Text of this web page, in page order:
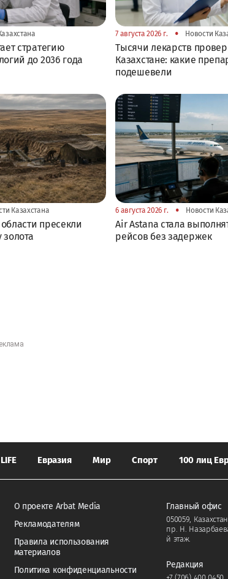
стратегию
до 2036 года
7 августа 2026 г. • Новости
Тысячи лекарств
Казахстане: какие
подешевели
Казахстана
пресекли
6 августа 2026 г. • Новости
Air Astana стала
рейсов без задержек
Евразия Мир Спорт 100 лиц
О проекте Arbat Media
Рекламодателям
Правила использования
материалов
Политика конфиденциальности
Главный офис
050059,
пр. Н.
й этаж.
Редакция